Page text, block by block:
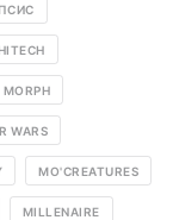
MORPH
WARS
MO'CREATURES
MILLENAIRE